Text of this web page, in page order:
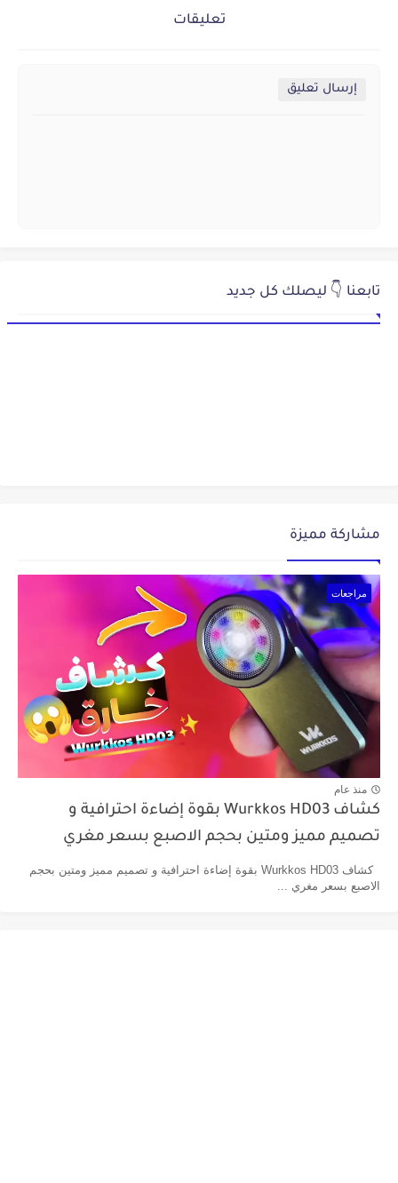
تعليقات
إرسال تعليق
تابعنا 👇 ليصلك كل جديد
مشاركة مميزة
مراجعات
منذ عام
كشاف Wurkkos HD03 بقوة إضاءة احترافية و
تصميم مميز ومتين بحجم الاصبع بسعر مغري
كشاف Wurkkos HD03 بقوة إضاءة احترافية و تصميم مميز ومتين بحجم
الاصبع بسعر مغري ...